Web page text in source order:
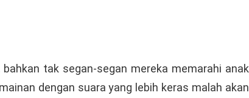
tak segan-segan mereka memarahi anak
dengan suara yang lebih keras malah akan